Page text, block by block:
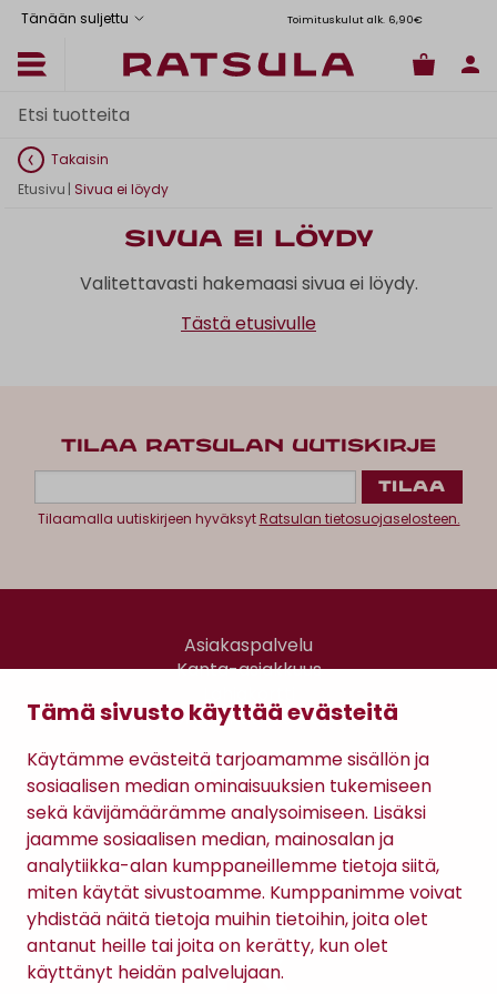
Tämä sivusto käyttää evästeitä
Käytämme evästeitä tarjoamamme sisällön ja
sosiaalisen median ominaisuuksien tukemiseen
sekä kävijämäärämme analysoimiseen. Lisäksi
jaamme sosiaalisen median, mainosalan ja
analytiikka-alan kumppaneillemme tietoja siitä,
miten käytät sivustoamme. Kumppanimme voivat
yhdistää näitä tietoja muihin tietoihin, joita olet
antanut heille tai joita on kerätty, kun olet
käyttänyt heidän palvelujaan.
Tänään suljettu Toimituskulut alk. 6,90€
Takaisin
Etusivu | Sivua ei löydy
Sivua ei löydy
Valitettavasti hakemaasi sivua ei löydy.
Tästä etusivulle
TILAA RATSULAN UUTISKIRJE
Tilaamalla uutiskirjeen hyväksytRatsulan tietosuojaselosteen.
Asiakaspalvelu
Kanta-asiakkuus
Gomee Ratsula Café
Sopimusehdot
Tietosuojaseloste
Maksutavat